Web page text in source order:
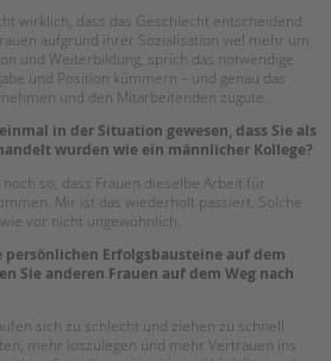
wirklich, dass das Geschlecht entscheidend
aufgrund ihrer Sozialisation viel mehr um
und Weiterbildung, sprich das notwendige
und Position kümmern – und genau das
und den Mitarbeitenden zugute.
in der Situation gewesen, dass Sie als
wurden wie ein männlicher Kollege?
so, dass Frauen dieselbe Arbeit für
Mir ist das wiederholt passiert. Solche
vor nicht ungewöhnlich.
persönlichen Erfolgsbausteine auf dem
Sie anderen Frauen auf dem Weg nach
sich zu schlecht und ziehen zu schnell
mehr loszulegen und mehr Vertrauen ins